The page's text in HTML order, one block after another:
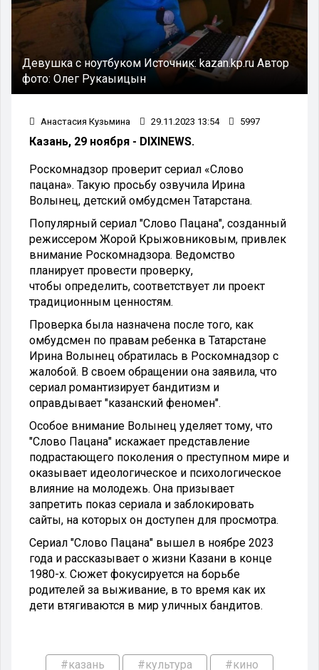
Девушка с ноутбуком Источник: kazan.kp.ru Автор
фото: Олег Рукаыицын
Анастасия Кузьмина 29.11.2023 13:54 5997
Казань, 29 ноября - DIXINEWS.
Роскомнадзор проверит сериал «Слово
пацана». Такую просьбу озвучила Ирина
Волынец, детский омбудсмен Татарстана.
Популярный сериал "Слово Пацана", созданный
режиссером Жорой Крыжовниковым, привлек
внимание Роскомнадзора. Ведомство
планирует провести проверку,
чтобы определить, соответствует ли проект
традиционным ценностям.
Проверка была назначена после того, как
омбудсмен по правам ребенка в Татарстане
Ирина Волынец обратилась в Роскомнадзор с
жалобой. В своем обращении она заявила, что
сериал романтизирует бандитизм и
оправдывает "казанский феномен".
Особое внимание Волынец уделяет тому, что
"Слово Пацана" искажает представление
подрастающего поколения о преступном мире и
оказывает идеологическое и психологическое
влияние на молодежь. Она призывает
запретить показ сериала и заблокировать
сайты, на которых он доступен для просмотра.
Сериал "Слово Пацана" вышел в ноябре 2023
года и рассказывает о жизни Казани в конце
1980-х. Сюжет фокусируется на борьбе
родителей за выживание, в то время как их
дети втягиваются в мир уличных бандитов.
#казань #культура #кино